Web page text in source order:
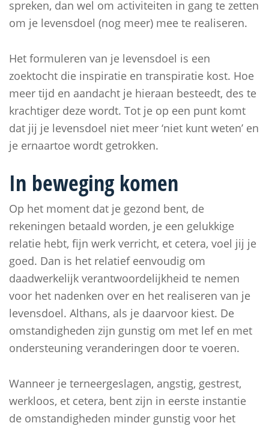
spreken, dan wel om activiteiten in gang te zetten
om je levensdoel (nog meer) mee te realiseren.
Het formuleren van je levensdoel is een
zoektocht die inspiratie en transpiratie kost. Hoe
meer tijd en aandacht je hieraan besteedt, des te
krachtiger deze wordt. Tot je op een punt komt
dat jij je levensdoel niet meer ‘niet kunt weten’ en
je ernaartoe wordt getrokken.
In beweging komen
Op het moment dat je gezond bent, de
rekeningen betaald worden, je een gelukkige
relatie hebt, fijn werk verricht, et cetera, voel jij je
goed. Dan is het relatief eenvoudig om
daadwerkelijk verantwoordelijkheid te nemen
voor het nadenken over en het realiseren van je
levensdoel. Althans, als je daarvoor kiest. De
omstandigheden zijn gunstig om met lef en met
ondersteuning veranderingen door te voeren.
Wanneer je terneergeslagen, angstig, gestrest,
werkloos, et cetera, bent zijn in eerste instantie
de omstandigheden minder gunstig voor het